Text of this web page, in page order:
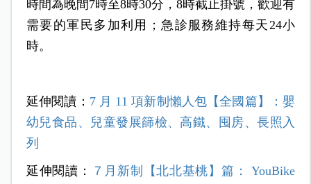
時間為晚間7時至8時30分，8時截止掛號，歡迎有
需要的軍民多加利用；急診服務維持每天24小
時。
延伸閱讀： 7 月 11 項新制懶人包【全國篇】：嬰
幼兒食品、兒童發展篩檢、高鐵、囤房、長照入
列
延伸閱讀：
７月新制【北北基桃】篇： YouBike